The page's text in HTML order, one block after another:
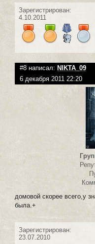
Зарегистрирован:
4.10.2011
#8 написал: NIKTA_09
6 декабря 2011 22:20
домовой скорее всего,у
была.+
Зарегистрирован:
23.07.2010